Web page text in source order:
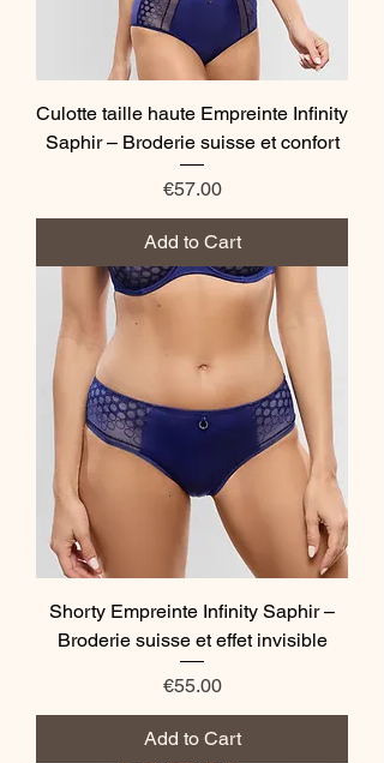
Culotte taille haute Empreinte Infinity
Saphir – Broderie suisse et confort
Price
€57.00
Add to Cart
Shorty Empreinte Infinity Saphir –
Broderie suisse et effet invisible
Price
€55.00
Add to Cart